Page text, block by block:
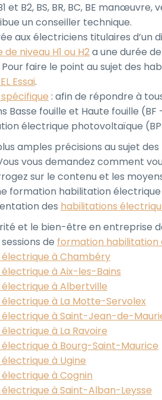
et B2, BS, BR, BC, BE
un conseiller technique.
aux électriciens titulaires
niveau H1 ou H2a une durée de
faire le point au sujet des
Essai.
: afin de répondre à
fouille et Haute fouille (BF
électrique photovoltaïque (BP
amples précisions au sujet
vous demandez comment
sur le contenu et les
formation habilitation
des habilitations
et le bien-être en entreprise
de formation habilitation
à Chambéry
à Aix-les-Bains
à Albertville
à La Motte-Servolex
à Saint-Jean-de-
à La Ravoire
à Bourg-Saint-Maurice
à Ugine
à Cognin
à Saint-Alban-Leysse